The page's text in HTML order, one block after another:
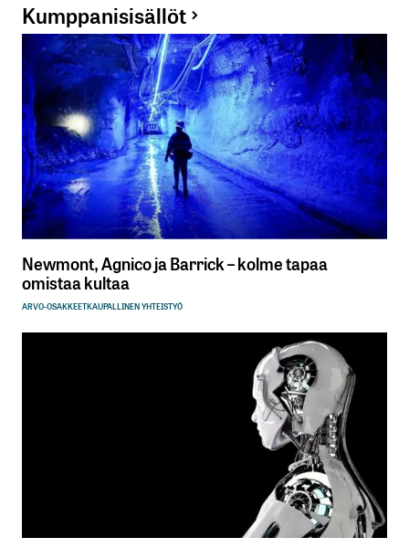
Kumppanisisällöt
Newmont, Agnico ja Barrick – kolme tapaa
omistaa kultaa
ARVO-OSAKKEETKAUPALLINEN YHTEISTYÖ